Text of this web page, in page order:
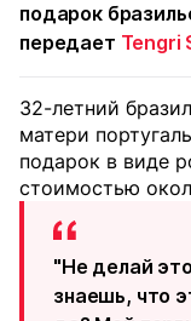
подарок
передает Tengri
32-летний
матери
подарок в виде
стоимостью
"Не делай
знаешь, что